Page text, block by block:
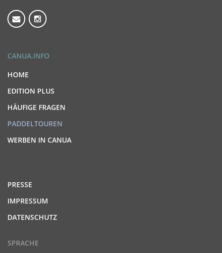
CANUA.INFO
HOME
EDITION PLUS
HÄUFIGE FRAGEN
PADDELTOUREN
WERBEN IN CANUA
PRESSE
IMPRESSUM
DATENSCHUTZ
SPRACHE